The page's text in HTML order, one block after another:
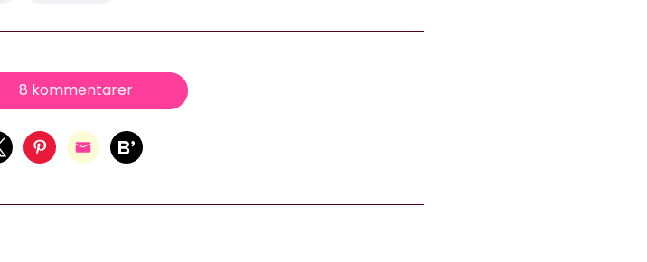
8 kommentarer